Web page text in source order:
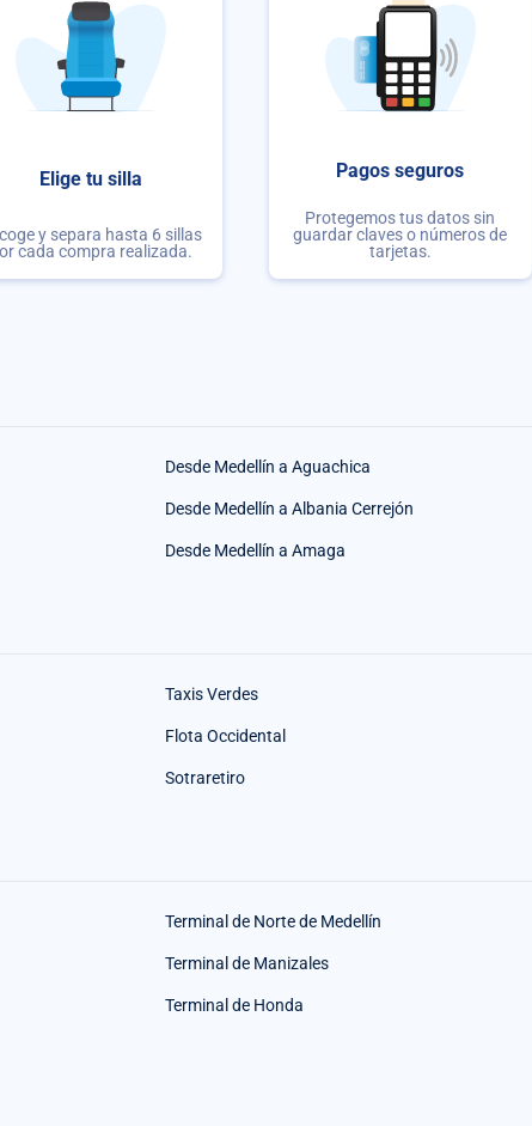
Elige tu silla
y separa hasta 6 sillas
cada compra realizada.
Pagos seguros
Protegemos tus datos sin
guardar claves o números de
tarjetas.
Desde Medellín a Aguachica
Desde Medellín a Albania Cerrejón
Desde Medellín a Amaga
Taxis Verdes
Flota Occidental
Sotraretiro
Terminal de Norte de Medellín
Terminal de Manizales
Terminal de Honda